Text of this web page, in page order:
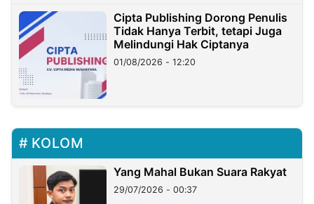
Cipta Publishing Dorong Penulis
Tidak Hanya Terbit, tetapi Juga
Melindungi Hak Ciptanya
01/08/2026 - 12:20
KOLOM
Yang Mahal Bukan Suara Rakyat
29/07/2026 - 00:37